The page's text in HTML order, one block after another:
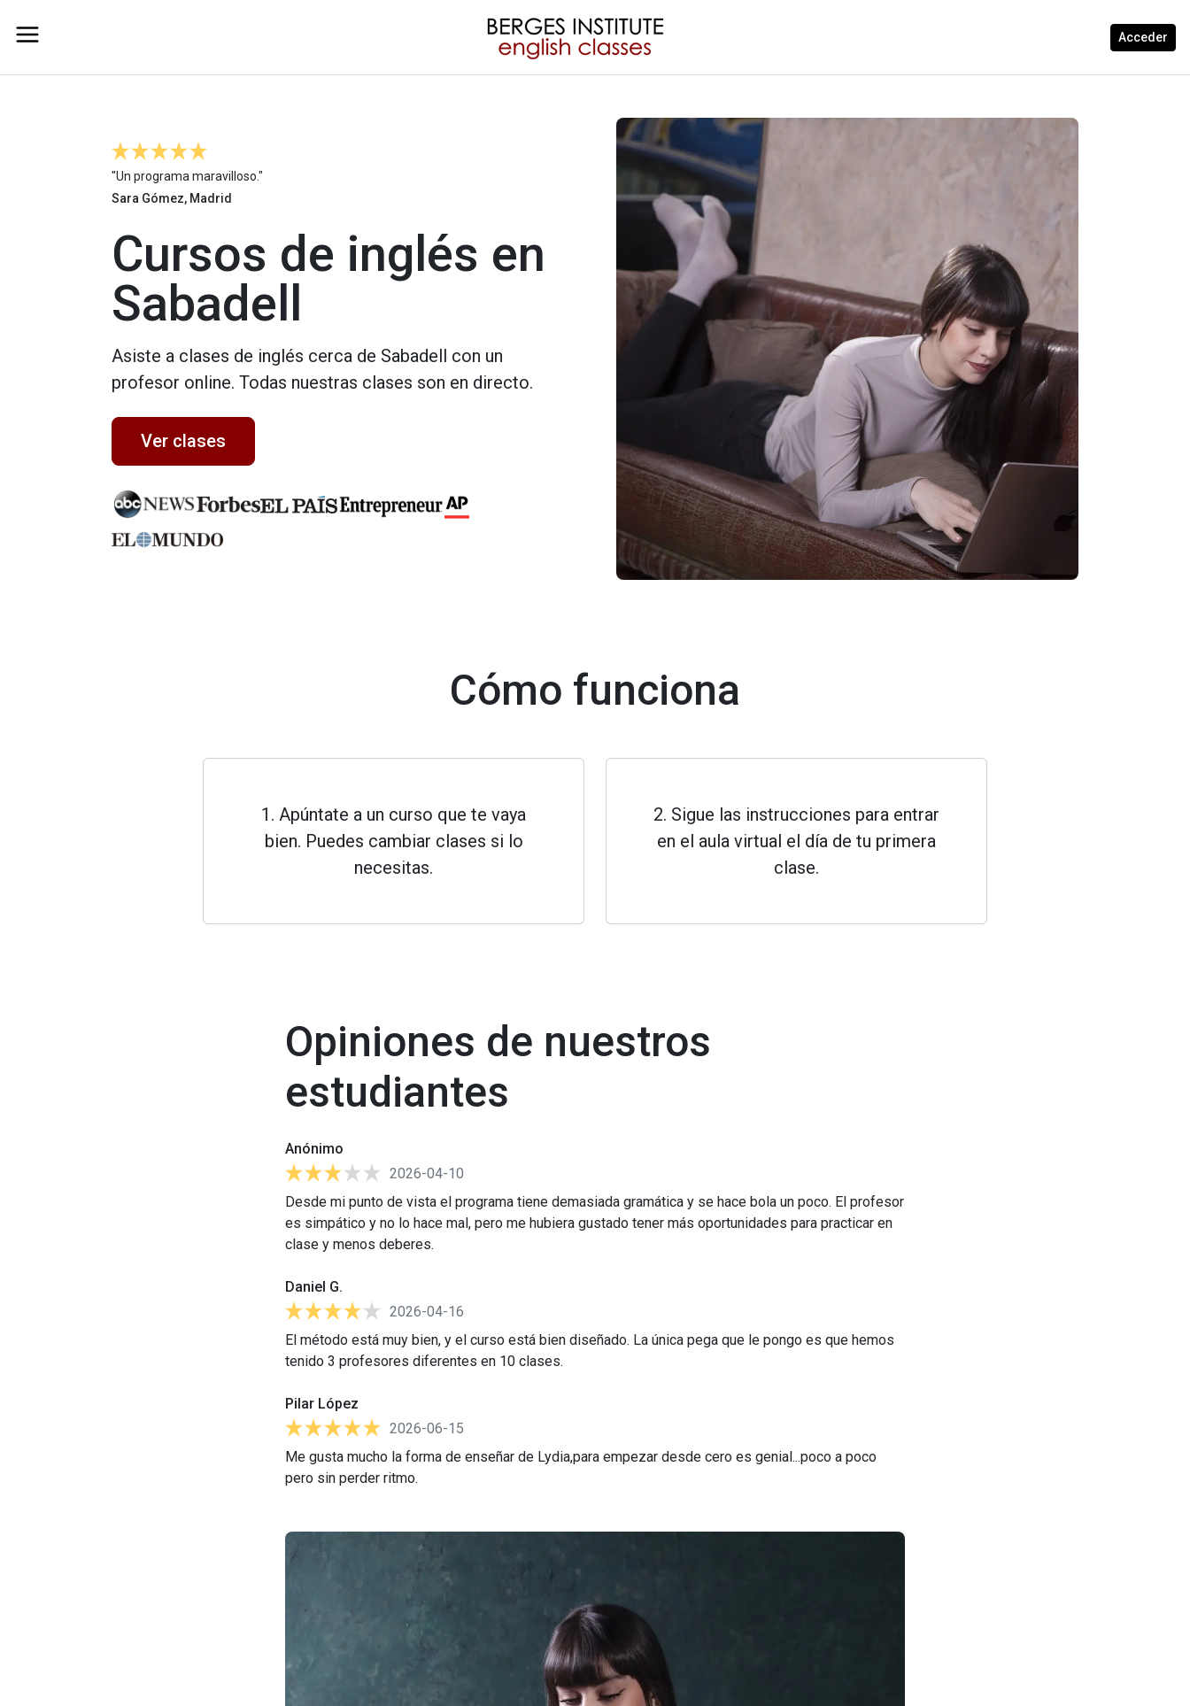
Acceder
"Un programa maravilloso."
Sara Gómez, Madrid
Cursos de inglés en
Sabadell
Asiste a clases de inglés cerca de Sabadell con un
profesor online. Todas nuestras clases son en directo.
Ver clases
Cómo funciona
1. Apúntate a un curso que te vaya
bien. Puedes cambiar clases si lo
necesitas.
2. Sigue las instrucciones para entrar
en el aula virtual el día de tu primera
clase.
Opiniones de nuestros
estudiantes
Anónimo
2026-04-10
Desde mi punto de vista el programa tiene demasiada gramática y se hace bola un poco. El profesor
es simpático y no lo hace mal, pero me hubiera gustado tener más oportunidades para practicar en
clase y menos deberes.
Daniel G.
2026-04-16
El método está muy bien, y el curso está bien diseñado. La única pega que le pongo es que hemos
tenido 3 profesores diferentes en 10 clases.
Pilar López
2026-06-15
Me gusta mucho la forma de enseñar de Lydia,para empezar desde cero es genial...poco a poco
pero sin perder ritmo.